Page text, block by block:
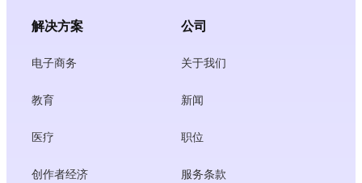
解决方案
电子商务
教育
医疗
创作者经济
公司
关于我们
新闻
职位
服务条款